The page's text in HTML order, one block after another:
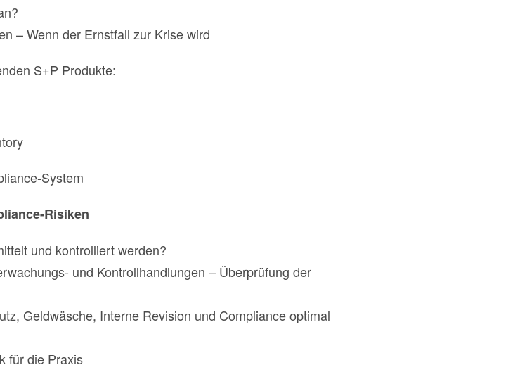
– Wenn der Ernstfall zur Krise wird
S+P Produkte:
System
Risiken
und kontrolliert werden?
und Kontrollhandlungen – Überprüfung der
Geldwäsche, Interne Revision und Compliance optimal
für die Praxis